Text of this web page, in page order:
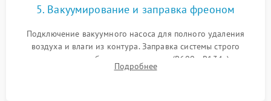
5. Вакуумирование и заправка фреоном
Подключение вакуумного насоса для полного удаления
воздуха и влаги из контура. Заправка системы строго
дозированным объемом хладагента (R600a, R134a) по
электронным весам. Контроль рабочего давления в системе.
Подробнее